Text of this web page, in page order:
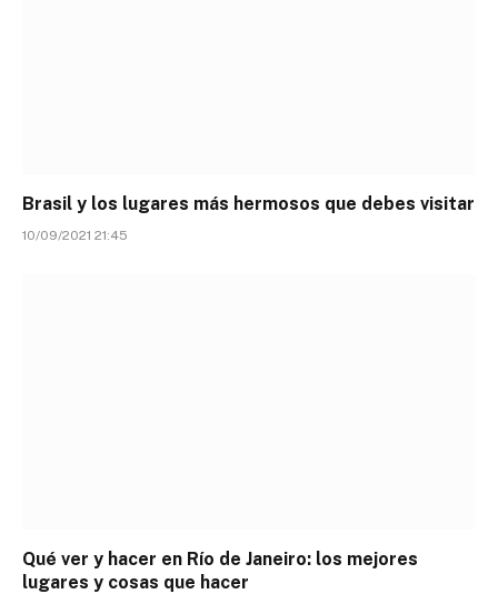
Brasil y los lugares más hermosos que debes visitar
10/09/2021 21:45
Qué ver y hacer en Río de Janeiro: los mejores
lugares y cosas que hacer